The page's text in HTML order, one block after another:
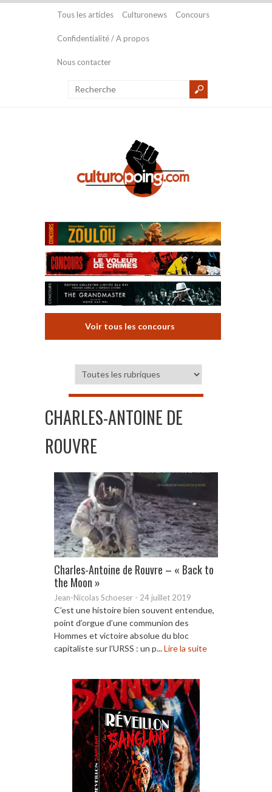
Tous les articles Culturonews Concours
Confidentialité / A propos
Nous contacter
Voir tous les concours
CHARLES-ANTOINE DE
ROUVRE
Charles-Antoine de Rouvre – « Back to
the Moon »
Jean-Nicolas Schoeser - 24 juillet 2019
C’est une histoire bien souvent entendue,
point d’orgue d’une communion des
Hommes et victoire absolue du bloc
capitaliste sur l’URSS : un p...Lire la suite